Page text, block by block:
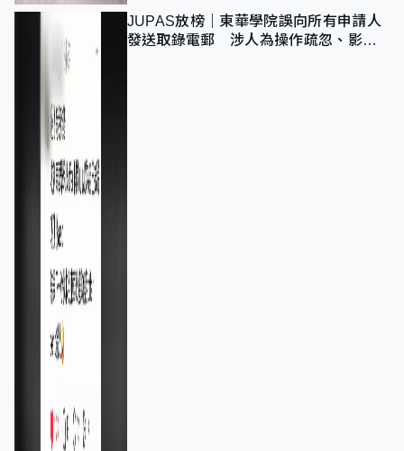
JUPAS放榜｜東華學院誤向所有申請人
發送取錄電郵 涉人為操作疏忽、影響